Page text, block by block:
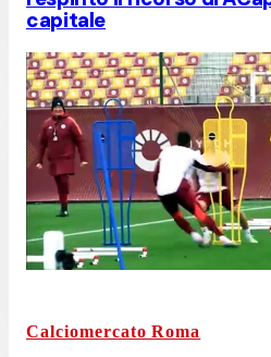
capitale
Calciomercato Roma